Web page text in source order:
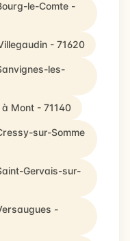
le-Comte -
- 71620
les-
Mont - 71140
sur-Somme
Gervais-sur-
-